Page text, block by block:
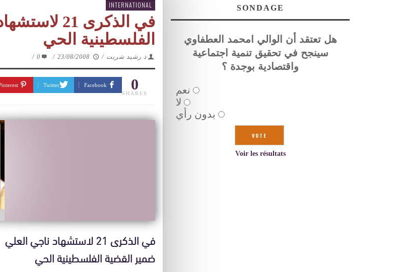
INTERNATIONAL
في الذكرى
الفلسطينية الحي
ذ رشيد شريت /
23/08/2008
/
0
/
0
SHARES
Facebook
Twitter
في الذكرى 21 لاستشهاد ناجي العلي
ضمير القضية الفلسطينية الحي
SONDAGE
هل تعتقد أن الوالي امحمد العطفاوي
سينجح في تحقيق تنمية اجتماعية
واقتصادية بوجدة ؟
نعم
لا
بدون رأي
Voir les résultats